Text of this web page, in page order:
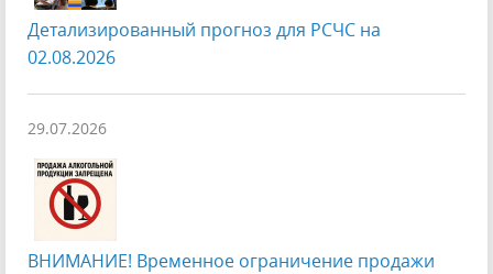
Детализированный прогноз для РСЧС на
02.08.2026
29.07.2026
ВНИМАНИЕ! Временное ограничение продажи